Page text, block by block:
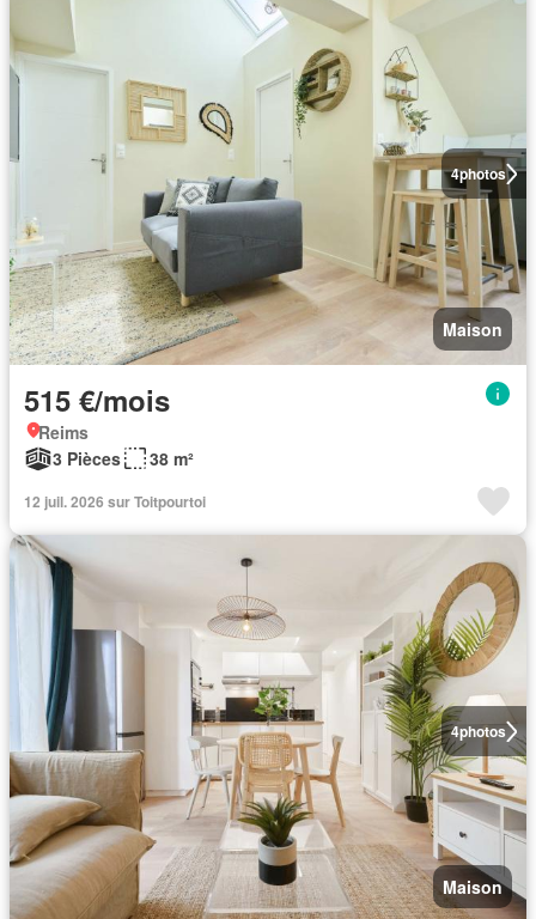
4photos
Maison
515 €/mois
Reims
3 Pièces
38 m²
12 juil. 2026 sur Toitpourtoi
4photos
Maison